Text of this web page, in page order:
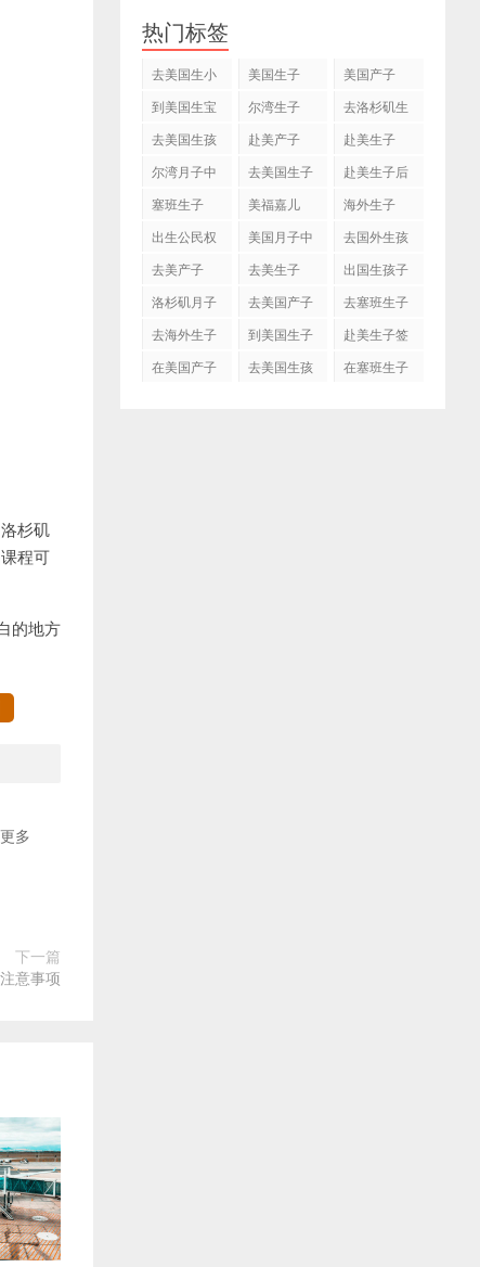
杉矶
程可
的地方
更多
下一篇
意事项
热门标签
去美国生小
美国生子
美国产子
到美国生宝
尔湾生子
去洛杉矶生
去美国生孩
赴美产子
赴美生子
尔湾月子中
去美国生子
赴美生子后
塞班生子
美福嘉儿
海外生子
出生公民权
美国月子中
去国外生孩
去美产子 去美生子
出国生孩子
洛杉矶月子
去美国产子
去塞班生子
去海外生子
到美国生子
赴美生子签
在美国产子
去美国生孩
在塞班生子